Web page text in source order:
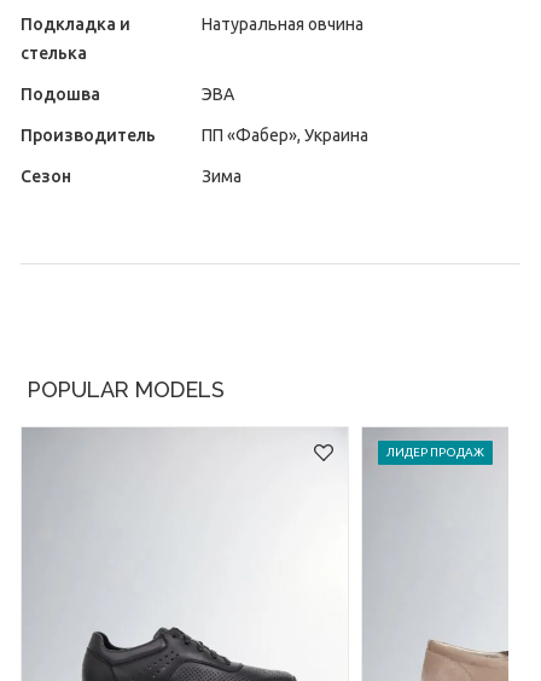
Подкладка и
стелька
Натуральная овчина
Подошва ЭВА
Производитель ПП «Фабер», Украина
Сезон Зима
POPULAR MODELS
ЛИДЕР ПРОДАЖ